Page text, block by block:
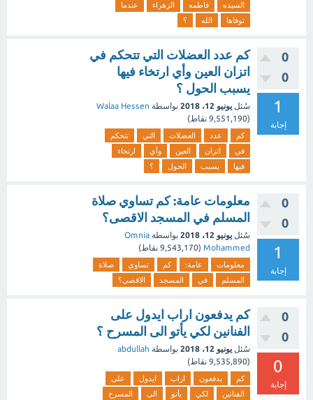
السيده
فاطمه الزهراء
عندما
توفاها
الله ؟
0
0
1
إجابة
كم عدد العضلات التي تتحكم في
اتزان العين وأي ارتخاء فيها
يسبب الحول ؟
سُئل يونيو 12، 2018 بواسطة Walaa Hessen
(
9,551,190 نقاط)
كم عدد العضلات التي
تتحكم
في
اتزان العين وأي
ارتخاء
فيها
يسبب الحول ؟
0
0
1
إجابة
معلومات عامة: كم تساوي صلاة
المسلم في المسجد الاقصى؟
سُئل يونيو 12، 2018 بواسطة Omnia
Mohammed
(
9,543,170 نقاط)
معلومات عامة: كم تساوي
صلاة
المسلم
في المسجد الاقصى؟
0
0
0
إجابة
كم يدفعون اراب ايدول على
الفنانين لكي يأتو الى المسرح ؟
سُئل يونيو 12، 2018 بواسطة abdullah
(
9,535,890 نقاط)
كم يدفعون اراب ايدول
على
الفنانين
لكي يأتو الى
المسرح